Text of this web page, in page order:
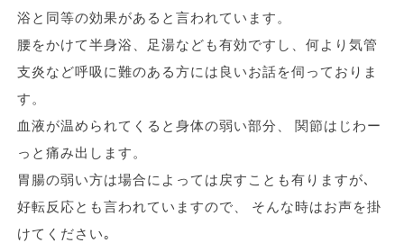
浴と同等の効果があると言われています。
腰をかけて半身浴、足湯なども有効ですし、何より気管
支炎など呼吸に難のある方には良いお話を伺っておりま
す。
血液が温められてくると身体の弱い部分、 関節はじわー
っと痛み出します。
胃腸の弱い方は場合によっては戻すことも有りますが､
好転反応とも言われていますので、 そんな時はお声を掛
けてください｡